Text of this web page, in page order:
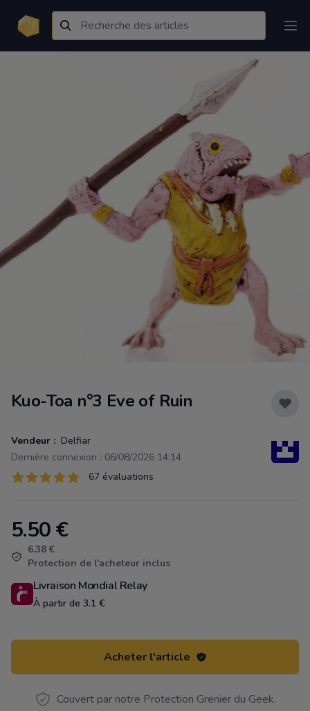
Kuo-Toa n°3 Eve of Ruin
Vendeur : Delfiar
Dernière connexion : 06/08/2026 14:14
Évaluations
67 sur 5 étoiles 67 évaluations
Product information
5.50€
6.38 €
Protection de l'acheteur inclus
Livraison Mondial Relay
À partir de 3.1 €
Acheter l'article
Couvert par notre Protection Grenier du Geek.